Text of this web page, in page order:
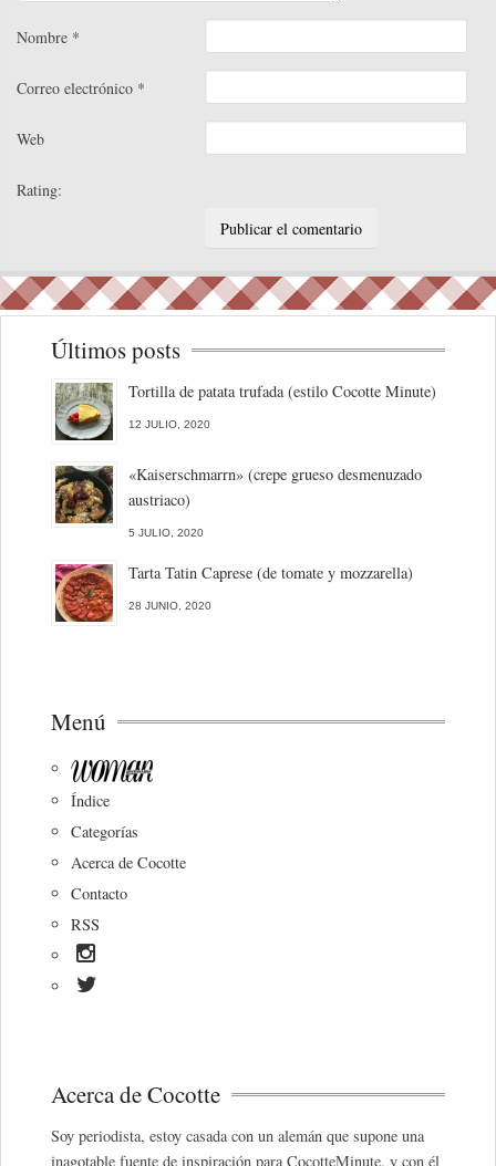
Nombre *
Correo electrónico *
Web
Rating:
Últimos posts
Tortilla de patata trufada (estilo Cocotte Minute)
12 JULIO, 2020
«Kaiserschmarrn» (crepe grueso desmenuzado
austriaco)
5 JULIO, 2020
Tarta Tatin Caprese (de tomate y mozzarella)
28 JUNIO, 2020
Menú
Índice
Categorías
Acerca de Cocotte
Contacto
RSS
Acerca de Cocotte
Soy periodista, estoy casada con un alemán que supone una
inagotable fuente de inspiración para CocotteMinute, y con él